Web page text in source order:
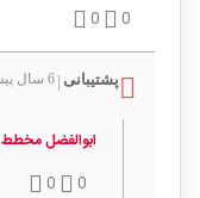
0
0
پشتیبانی 6 سال پیش
ابوالفضل مخطط
0
0